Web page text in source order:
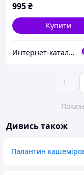
995₴
Купити
Интернет-каталог скидок "Профит плюс"
1
Дивись також
Палантин